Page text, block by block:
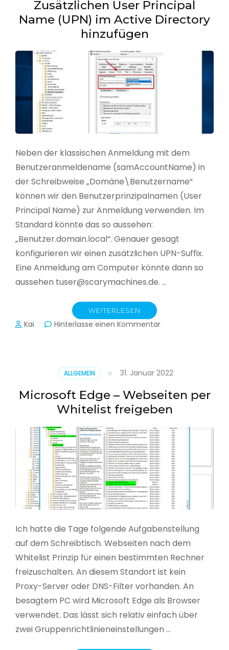
Zusätzlichen User Principal
Name (UPN) im Active Directory
hinzufügen
Neben der klassischen Anmeldung mit dem
Benutzeranmeldename (samAccountName) in
der Schreibweise „Domäne\Benutzername“
können wir den Benutzerprinzipalnamen (User
Principal Name) zur Anmeldung verwenden. Im
Standard könnte das so aussehen:
„Benutzer.domain.local“. Genauer gesagt
konfigurieren wir einen zusätzlichen UPN-Suffix.
Eine Anmeldung am Computer könnte dann so
aussehen tuser@scarymachines.de. …
WEITERLESEN
Kai Hinterlasse einen Kommentarzu
(UPN)
im
Active
Directory
ALLGEMEIN 31. Januar 2022
Microsoft Edge – Webseiten per
Whitelist freigeben
Ich hatte die Tage folgende Aufgabenstellung
auf dem Schreibtisch. Webseiten nach dem
Whitelist Prinzip für einen bestimmten Rechner
freizuschalten. An diesem Standort ist kein
Proxy-Server oder DNS-Filter vorhanden. An
besagtem PC wird Microsoft Edge als Browser
verwendet. Das lässt sich relativ einfach über
zwei Gruppenrichtlinieneinstellungen …